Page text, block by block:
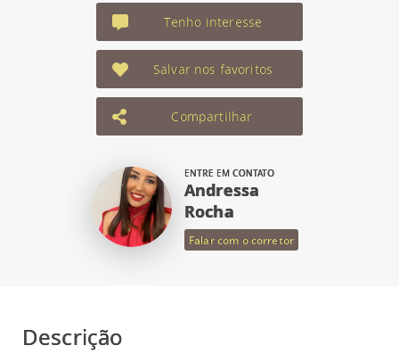
Tenho interesse
Salvar nos favoritos
Compartilhar
ENTRE EM CONTATO
Andressa
Rocha
Falar com o corretor
Descrição